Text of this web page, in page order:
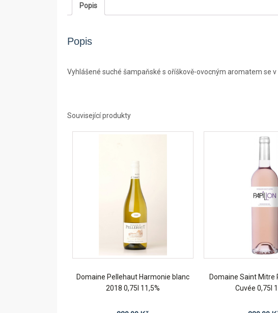
Popis
Popis
Vyhlášené suché šampaňské s oříškově-ovocným aromatem se
Související produkty
Domaine Pellehaut Harmonie blanc
2018 0,75l 11,5%
Domaine Saint Mitre
Cuvée 0,75l